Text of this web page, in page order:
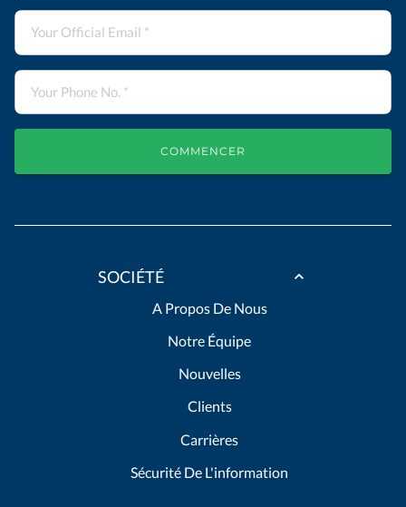
COMMENCER
SOCIÉTÉ
A Propos De Nous
Notre Équipe
Nouvelles
Clients
Carrières
Sécurité De L'information